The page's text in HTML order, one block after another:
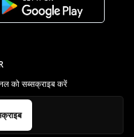
को सब्सक्राइब करें